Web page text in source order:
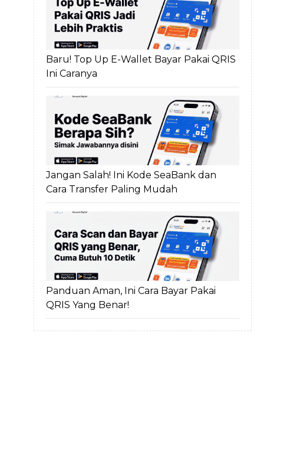
Baru! Top Up E-Wallet Bayar Pakai QRIS
Ini Caranya
Jangan Salah! Ini Kode SeaBank dan
Cara Transfer Paling Mudah
Panduan Aman, Ini Cara Bayar Pakai
QRIS Yang Benar!